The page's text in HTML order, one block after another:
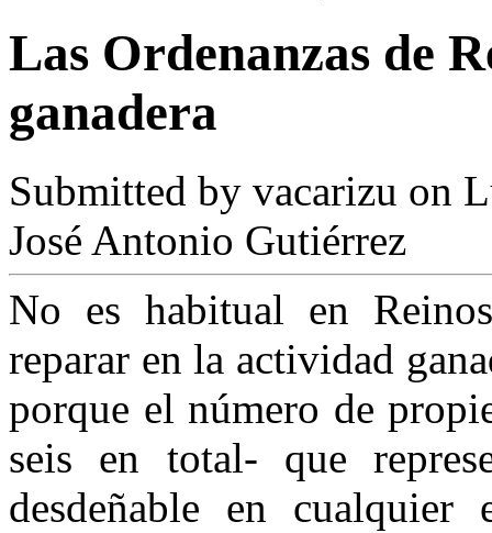
Las Ordenanzas de
ganadera
Submitted by vacarizu on
José Antonio Gutiérrez
No es habitual en
reparar en la actividad
porque el número de
seis en total- que
desdeñable en